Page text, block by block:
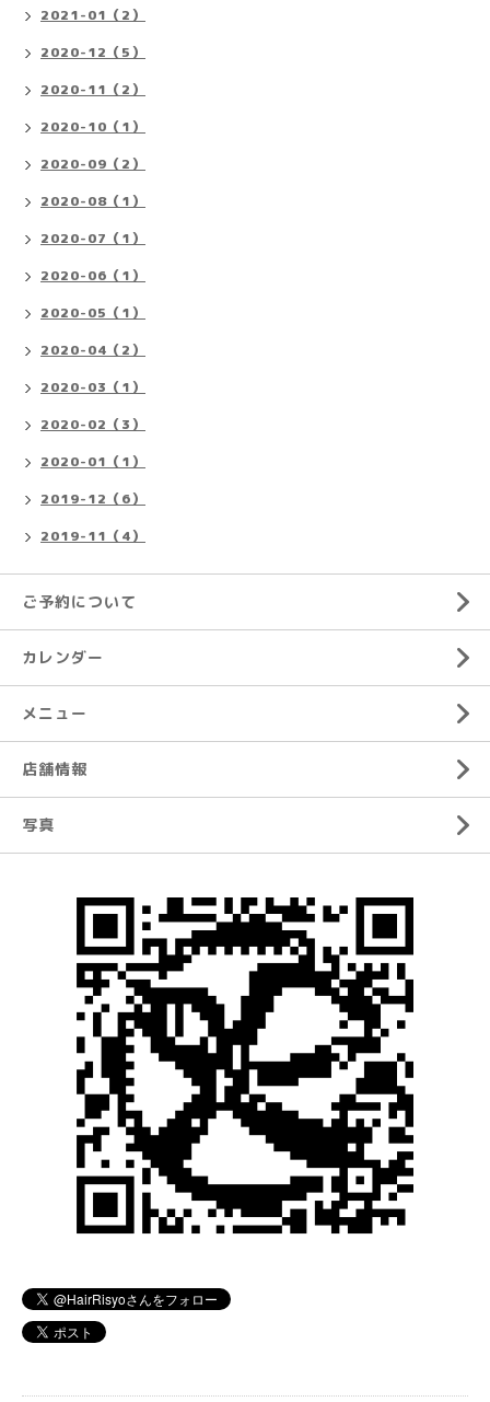
2021-01（2）
2020-12（5）
2020-11（2）
2020-10（1）
2020-09（2）
2020-08（1）
2020-07（1）
2020-06（1）
2020-05（1）
2020-04（2）
2020-03（1）
2020-02（3）
2020-01（1）
2019-12（6）
2019-11（4）
ご予約について
カレンダー
メニュー
店舗情報
写真